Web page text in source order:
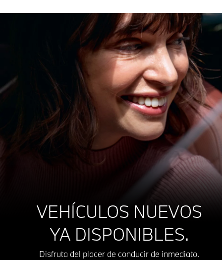
VEHÍCULOS NUEVOS
YA DISPONIBLES.
Disfruta del placer de conducir de inmediato.